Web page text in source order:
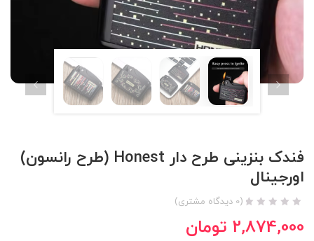
فندک بنزینی طرح دار Honest (طرح رانسون)
اورجینال
(
0 دیدگاه مشتری)
2,874,000 تومان